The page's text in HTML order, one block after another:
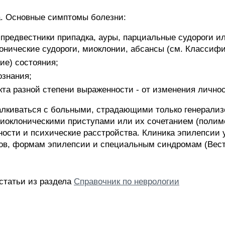
Основные симптомы болезни:
припадка, ауры, парциальные судороги
судороги, миоклонии, абсансы (см.
состояния;
разной степени выраженности - от изменения
с больными, страдающими только
приступами или их сочетанием
и психические расстройства. Клиника эпилепсии
формам эпилепсии и специальным синдромам
из раздела Справочник по неврологии